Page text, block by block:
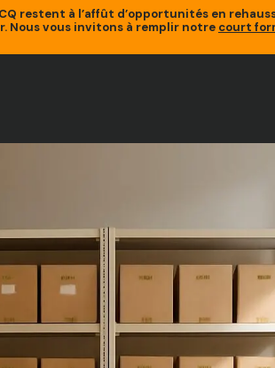
restent à l’affût d’opportunités en
Nous vous invitons à remplir notre court